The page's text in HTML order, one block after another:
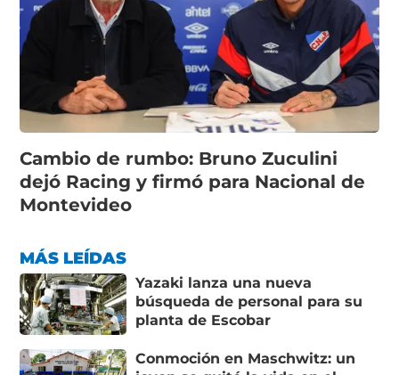
Cambio de rumbo: Bruno Zuculini
dejó Racing y firmó para Nacional de
Montevideo
MÁS LEÍDAS
Yazaki lanza una nueva
búsqueda de personal para su
planta de Escobar
Conmoción en Maschwitz: un